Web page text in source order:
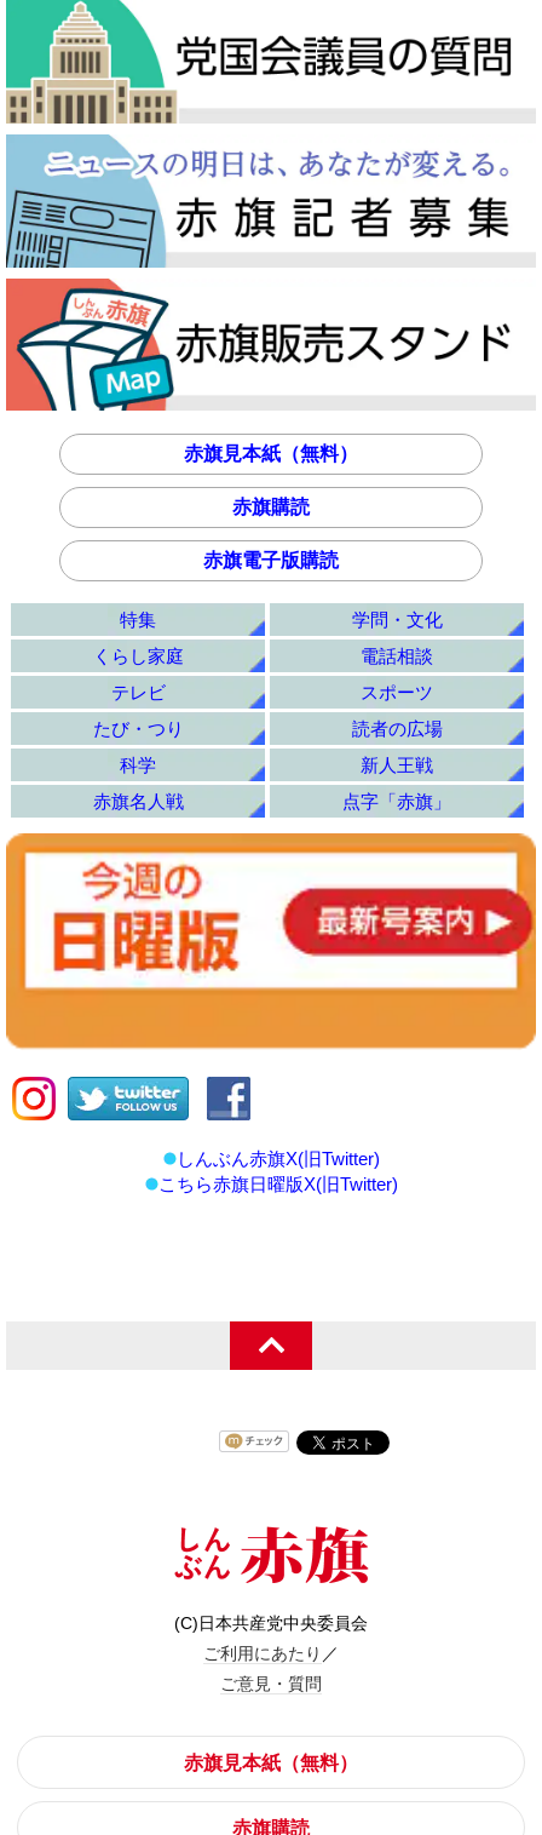
赤旗見本紙（無料）
赤旗購読
赤旗電子版購読
特集
学問・文化
くらし家庭
電話相談
テレビ
スポーツ
たび・つり
読者の広場
科学
新人王戦
赤旗名人戦
点字「赤旗」
しんぶん赤旗X(旧Twitter)
こちら赤旗日曜版X(旧Twitter)
(C)日本共産党中央委員会
ご利用にあたり ／
ご意見・質問
赤旗見本紙（無料）
赤旗購読